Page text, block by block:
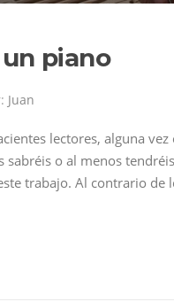
piano
Juan
lectores, alguna
sabréis o al menos
trabajo. Al contrario de